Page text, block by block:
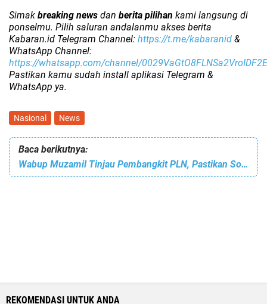
Simak breaking news dan berita pilihan kami langsung di
ponselmu. Pilih saluran andalanmu akses berita
Kabaran.id Telegram Channel: https://t.me/kabaranid &
WhatsApp Channel:
https://whatsapp.com/channel/0029VaGtO8FLNSa2VroIDF2E
Pastikan kamu sudah install aplikasi Telegram &
WhatsApp ya.
Nasional News
Baca berikutnya:
Wabup Muzamil Tinjau Pembangkit PLN, Pastikan Solusi Pemadaman Listrik
REKOMENDASI UNTUK ANDA